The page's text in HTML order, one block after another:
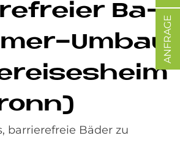
Ba­
Um­bau
barrierefreie Bäder zu
ANFRAGE